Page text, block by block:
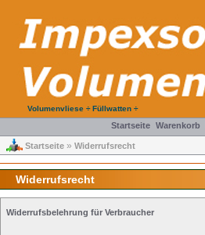
Volumenvliese ÷ Füllwatten ÷
Startseite Warenkorb
Startseite » Widerrufsrecht
Widerrufsrecht
Widerrufsbelehrung für Verbraucher